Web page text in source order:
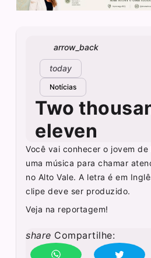
arrow_back
today
Notícias
Two
eleven
Você vai conhecer o jovem de
uma música para chamar
no Alto Vale. A letra é em
clipe deve ser produzido.
Veja na reportagem!
share Compartilhe: